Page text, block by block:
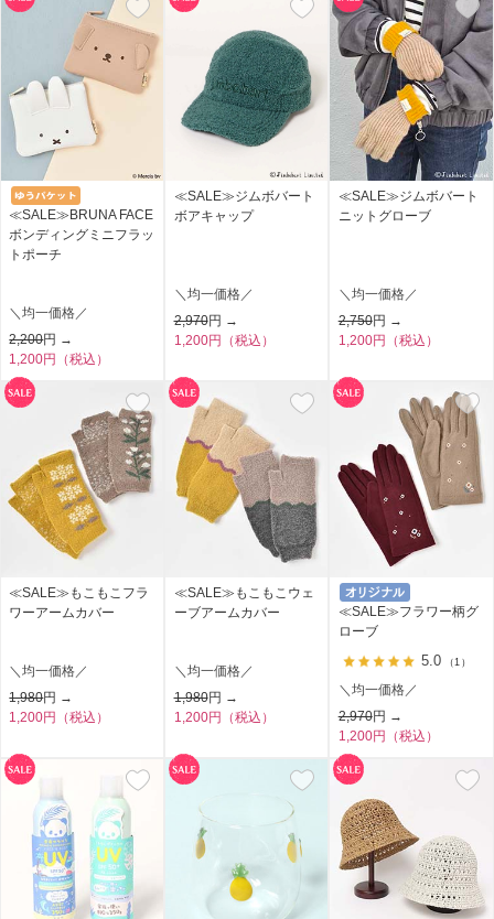
≪SALE≫BRUNA FACE
ボンディングミニフラッ
トポーチ
＼均一価格／
2,200円 →
1,200円（税込）
≪SALE≫ジムボバート
ボアキャップ
＼均一価格／
2,970円 →
1,200円（税込）
≪SALE≫ジムボバート
ニットグローブ
＼均一価格／
2,750円 →
1,200円（税込）
≪SALE≫もこもこフラ
ワーアームカバー
＼均一価格／
1,980円 →
1,200円（税込）
≪SALE≫もこもこウェ
ーブアームカバー
＼均一価格／
1,980円 →
1,200円（税込）
≪SALE≫フラワー柄グ
ローブ
5.0 （1）
＼均一価格／
2,970円 →
1,200円（税込）